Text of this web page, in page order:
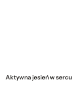
Aktywna jesień w